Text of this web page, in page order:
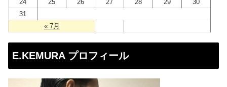
« 7月
24
25 26 27 28 29
30
31
E.KEMURA プロフィール